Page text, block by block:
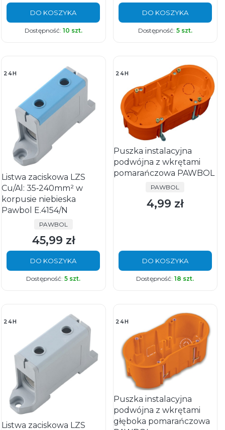
DO KOSZYKA
Dostępność: 10 szt.
DO KOSZYKA
Dostępność: 5 szt.
24H
Listwa zaciskowa LZS
Cu/Al: 35‑240mm² w
korpusie niebieska
Pawbol E.4154/N
PRODUCENT
PAWBOL
Cena
45,99 zł
DO KOSZYKA
Dostępność:5 szt.
24H
Puszka instalacyjna
podwójna z wkrętami
pomarańczowa PAWBOL
PRODUCENT
PAWBOL
Cena
4,99 zł
DO KOSZYKA
Dostępność:18 szt.
24H
Listwa zaciskowa LZS
24H
Puszka instalacyjna
podwójna z wkrętami
głęboka pomarańczowa